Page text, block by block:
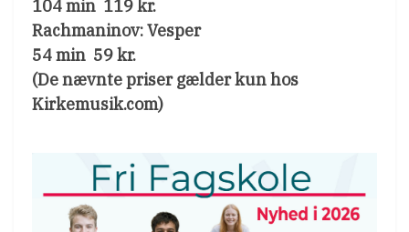
104 min  119 kr.
Rachmaninov: Vesper
54 min  59 kr.
(De nævnte priser gælder kun hos
Kirkemusik.com)